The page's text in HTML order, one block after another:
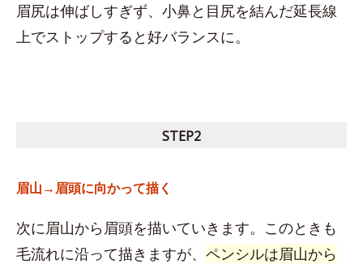
眉尻は伸ばしすぎず、小鼻と目尻を結んだ延長線
上でストップすると好バランスに。
STEP2
眉山→眉頭に向かって描く
次に眉山から眉頭を描いていきます。このときも
毛流れに沿って描きますが、 ペンシルは眉山から